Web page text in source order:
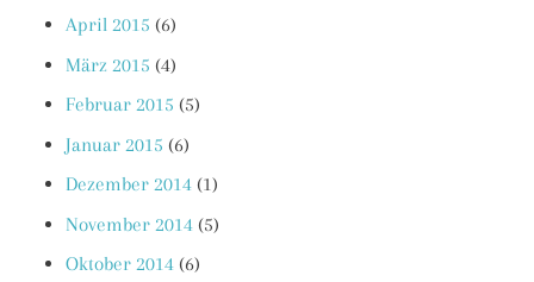
April 2015 (6)
März 2015 (4)
Februar 2015 (5)
Januar 2015 (6)
Dezember 2014 (1)
November 2014 (5)
Oktober 2014 (6)